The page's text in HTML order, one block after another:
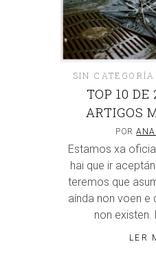
SIN CATEGORÍA
TOP 10 DE
ARTIGOS
PORANA
Estamos xa
hai que ir
teremos que
aínda non voen e
non existen.
LER